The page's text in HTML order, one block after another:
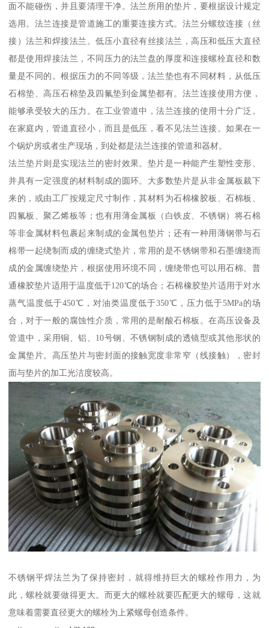
面不能碰伤，并且要清理干净。法兰所用的垫片，要根据设计规定
选用。法兰连接是管道施工的重要连接方式。法兰分螺纹连接（丝
接）法兰和焊接法兰。低压小直径有丝接法兰，高压和低压大直径
都是使用焊接法兰，不同压力的法兰盘的厚度和连接螺栓直径和数
量是不同的。根据压力的不同等级，法兰垫也有不同材料，从低压
石棉垫、高压石棉垫及四氟垫到金属垫都有。法兰连接使用方便，
能够承受较大的压力。在工业管道中，法兰连接的使用十分广泛。
在家庭内，管道直径小，而且是低压，看不见法兰连接。如果在一
个锅炉房或者生产现场，到处都是法兰连接的管道和器材。
法兰垫片则是实现法兰的密封效果。垫片是一种能产生塑性变形、
并具有一定强度的材料制成的圆环。大多数垫片是从非金属板裁下
来的，或由工厂按规定尺寸制作，其材料为石棉橡胶板、石棉板、
四氟板、聚乙烯板等；也有用薄金属板（白铁皮、不锈钢）将石棉
等非金属材料包裹起来制成的金属包垫片；还有一种用薄钢带与石
棉带一起绕制而成的缠绕式垫片，常用的是不锈钢带和石墨缠绕而
成的金属缠绕垫片，根据使用环境不同，缠绕带也可以用石棉。普
通橡胶垫片适用于温度低于120℃的场合；石棉橡胶垫片适用于对水
蒸气温度低于450℃，对油类温度低于350℃，压力低于5MPa的场
合，对于一般的腐蚀性介质，常用的是耐酸石棉板。在高压设备及
管道中，采用铜、铝、10号钢、不锈钢制成的透镜型或其他形状的
金属垫片。高压垫片与密封面的接触宽度非常窄（线接触），密封
面与垫片的加工光洁度较高。
不锈钢平焊法兰为了保持密封，就得维持巨大的螺栓作用力，为
此，螺栓就要做得更大。而更大的螺栓就要匹配更大的螺母，这就
意味着需要直径更大的螺栓为上紧螺母创造条件。